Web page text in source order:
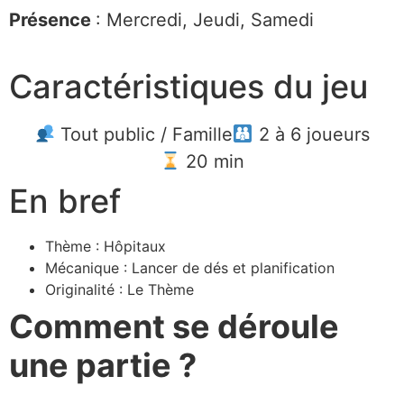
Présence : Mercredi, Jeudi, Samedi
Caractéristiques du jeu
Tout public / Famille
2 à 6 joueurs
20 min
En bref
Thème : Hôpitaux
Mécanique : Lancer de dés et planification
Originalité : Le Thème
Comment se déroule
une partie ?